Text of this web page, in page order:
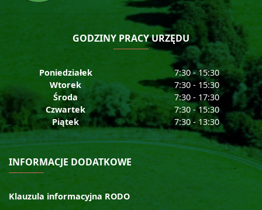
GODZINY PRACY URZĘDU
Poniedziałek
7:30 - 15:30
Wtorek
7:30 - 15:30
Środa
7:30 - 17:30
Czwartek
7:30 - 15:30
Piątek
7:30 - 13:30
INFORMACJE DODATKOWE
Klauzula informacyjna RODO